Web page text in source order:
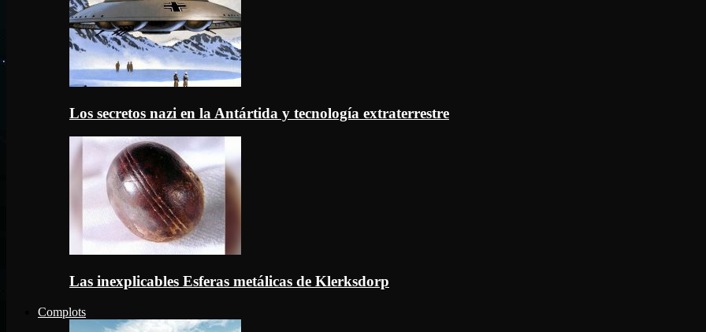
Los secretos nazi en la Antártida y tecnología extraterrestre
Las inexplicables Esferas metálicas de Klerksdorp
Complots